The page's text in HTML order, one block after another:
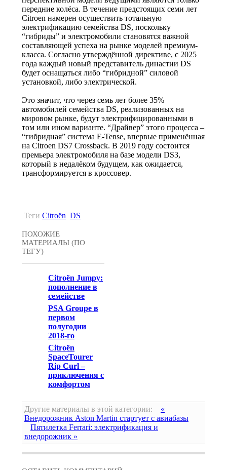
передние колёса. В течение предстоящих семи лет
Citroen намерен осуществить тотальную
электрификацию семейства DS, поскольку
“гибриды” и электромобили становятся важной
составляющей успеха на рынке моделей премиум-
класса. Согласно утверждённой директиве, с 2025
года каждый новый представитель династии DS
будет оснащаться либо “гибридной” силовой
установкой, либо электрической.
Это значит, что через семь лет более 35%
автомобилей семейства DS, реализованных на
мировом рынке, будут электрифицированными в
том или ином варианте. “Драйвер” этого процесса –
“гибридная” система E-Tense, впервые применённая
на Citroen DS7 Crossback. В 2019 году состоится
премьера электромобиля на базе модели DS3,
который в недалёком будущем, как ожидается,
трансформируется в кроссовер.
Теги Citroën DS
ПОХОЖИЕ
МАТЕРИАЛЫ (ПО
ТЕГУ)
Citroën Jumpy:
пополнение в
семействе
PSA Groupe в
первом
полугодии
2018-го
Citroën
SpaceTourer
Rip Curl –
приключения с
комфортом
Другие материалы в этой категории:
«
Внедорожник Aston Martin стартует с авиабазы
Пятилетка Ferrari: электрификация и
внедорожник »